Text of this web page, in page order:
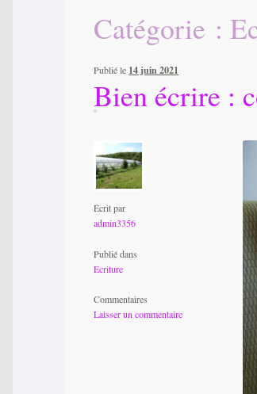
Catégorie :
Publié le 14 juin 2021
Bien écrire :
Écrit par
admin3356
Publié dans
Ecriture
Commentaires
Laisser un commentaire